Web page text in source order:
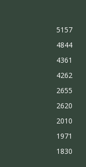
5157
4844
4361
4262
2655
2620
2010
1971
1830